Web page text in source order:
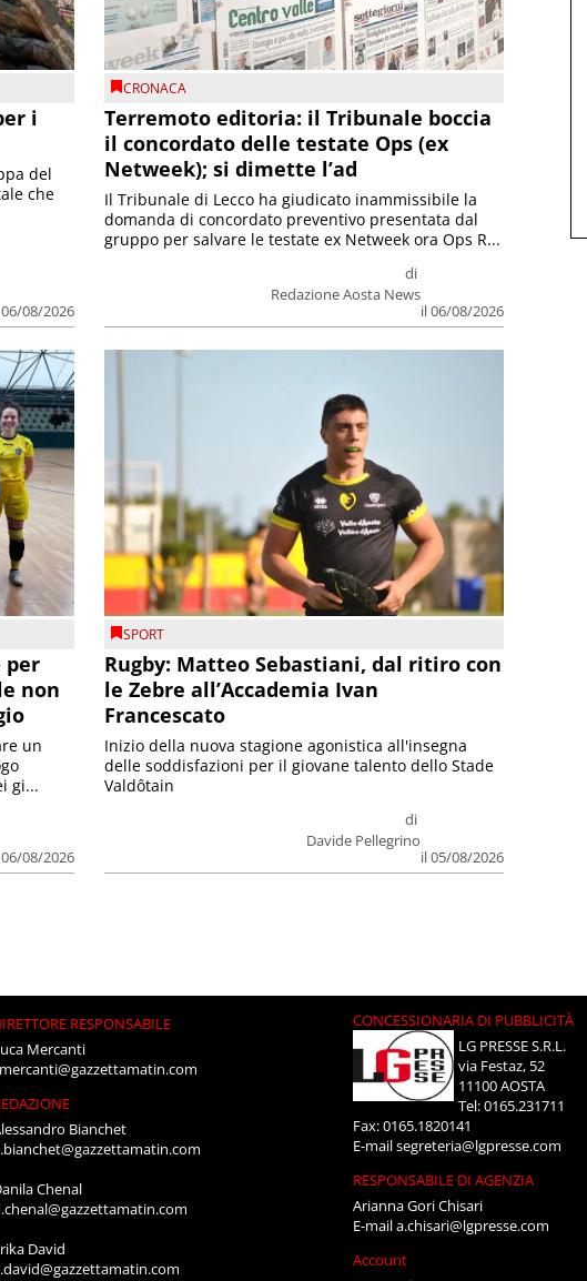
i
08/2026
del
che
CRONACA
Terremoto editoria: il Tribunale boccia
il concordato delle testate Ops (ex
Netweek); si dimette l’ad
di
Redazione Aosta News
il 06/08/2026
Il Tribunale di Lecco ha giudicato inammissibile la
domanda di concordato preventivo presentata dal
gruppo per salvare le testate ex Netweek ora Ops R...
per
non
08/2026
un
gi...
SPORT
Rugby: Matteo Sebastiani, dal ritiro con
le Zebre all’Accademia Ivan
Francescato
di
Davide Pellegrino
il 05/08/2026
Inizio della nuova stagione agonistica all'insegna
delle soddisfazioni per il giovane talento dello Stade
Valdôtain
RESPONSABILE
Mercanti
Bianchet
Chenal
David
CONCESSIONARIA DI PUBBLICITÀ
LG PRESSE S.R.L.
via Festaz, 52
11100 AOSTA
Tel: 0165.231711
Fax: 0165.1820141
E-mailsegreteria@lgpresse.com
RESPONSABILE DI AGENZIA
Arianna Gori Chisari
E-maila.chisari@lgpresse.com
Account